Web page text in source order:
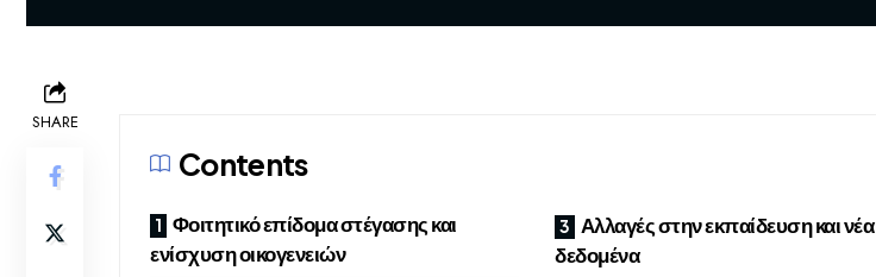
SHARE
Contents
Φοιτητικό επίδομα στέγασης και
ενίσχυση οικογενειών
Αλλαγές στην εκπαίδευση και νέα
δεδομένα